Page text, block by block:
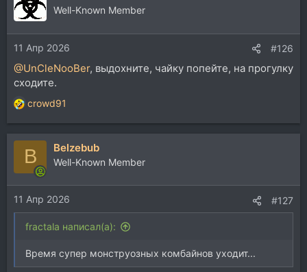
Well-Known Member
11 Апр 2026 #126
@UnCleNooBer, выдохните, чайку попейте, на прогулку
сходите.
Р
е
а
и
и
:
crowd91
B Belzebub
Well-Known Member
11 Апр 2026 #127
fractala написал(а):
Время супер монструозных комбайнов уходит...